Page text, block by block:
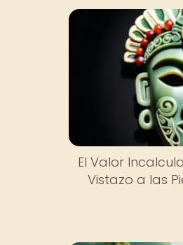
El Valor
Vistazo a las